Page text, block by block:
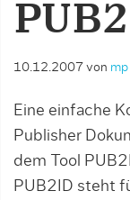
10.12.2007 von mp
Eine einfache
Publisher
dem Tool
PUB2ID steht